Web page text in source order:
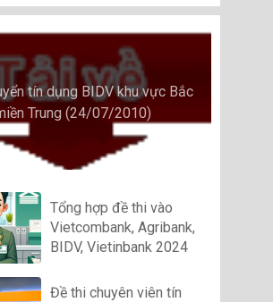
tín dụng BIDV khu vực Bắc
Trung (24/07/2010)
Tổng hợp đề thi vào
Vietcombank, Agribank,
BIDV, Vietinbank 2024
Đề thi chuyên viên tín